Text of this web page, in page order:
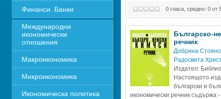
Финанси. Банки
Международни
икономически
отношения
Макроикономика
Микроикономика
Икономическа политика
0 гласа, средно: 0 от
Българско-
речник
Добрина
Радосвета
Издател:
Настоящото
български и
икономически речник съдържа -